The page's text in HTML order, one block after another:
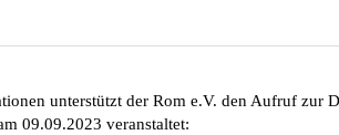
unterstützt der Rom e.V. den Aufruf zur
09.09.2023 veranstaltet: